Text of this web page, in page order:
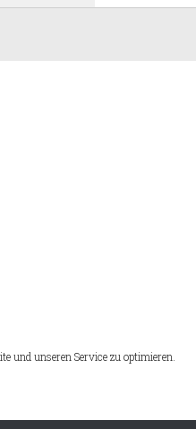
und unseren Service zu optimieren.